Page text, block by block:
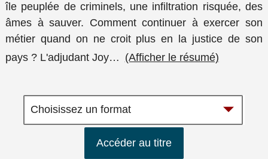
île peuplée de criminels, une infiltration risquée, des
âmes à sauver. Comment continuer à exercer son
métier quand on ne croit plus en la justice de son
pays ? L'adjudant Joy… (Afficher le résumé)
Accéder au titre